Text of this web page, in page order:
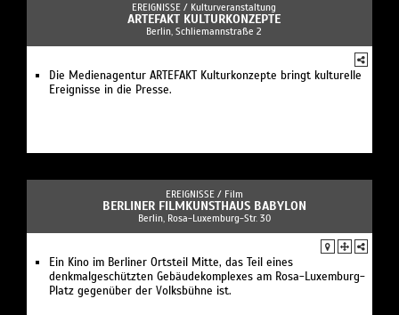
EREIGNISSE / Kulturveranstaltung
ARTEFAKT KULTURKONZEPTE
Berlin, Schliemannstraße 2
Die Medienagentur ARTEFAKT Kulturkonzepte bringt kulturelle
Ereignisse in die Presse.
EREIGNISSE / Film
BERLINER FILMKUNSTHAUS BABYLON
Berlin, Rosa-Luxemburg-Str. 30
Ein Kino im Berliner Ortsteil Mitte, das Teil eines
denkmalgeschützten Gebäudekomplexes am Rosa-Luxemburg-
Platz gegenüber der Volksbühne ist.